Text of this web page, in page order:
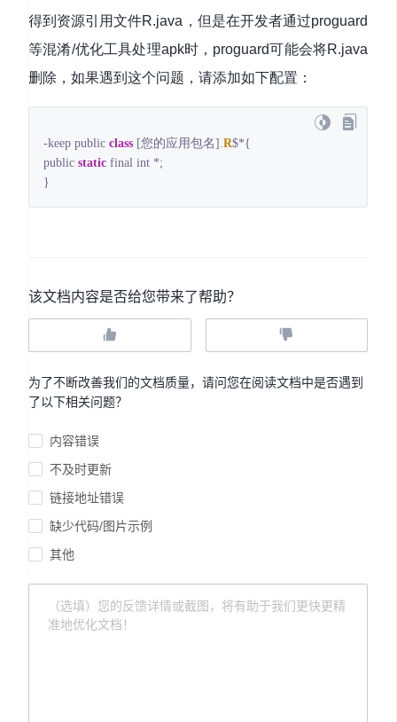
得到资源引用文件R.java，但是在开发者通过proguard
等混淆/优化工具处理apk时，proguard可能会将R.java
删除，如果遇到这个问题，请添加如下配置：
-keep public class [您的应用包名]. R$*{
public static final int *;
}
该文档内容是否给您带来了帮助？
为了不断改善我们的文档质量，请问您在阅读文档中是否遇到
了以下相关问题？
内容错误
不及时更新
链接地址错误
缺少代码/图片示例
其他